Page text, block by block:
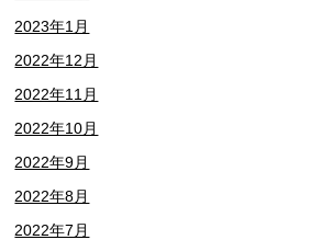
2023年1月
2022年12月
2022年11月
2022年10月
2022年9月
2022年8月
2022年7月